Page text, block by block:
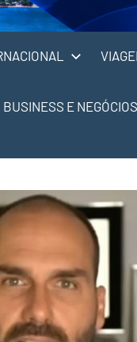
BUSINESS E NEGÓCIOS